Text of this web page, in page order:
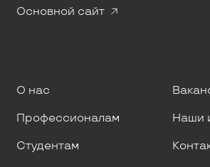
Основной сайт
О нас
Профессионалам Наши
Студентам